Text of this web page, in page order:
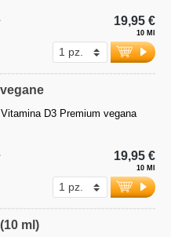
10 Ml
19,95 €
D3 Premium vegana
10 Ml
19,95 €
ml)